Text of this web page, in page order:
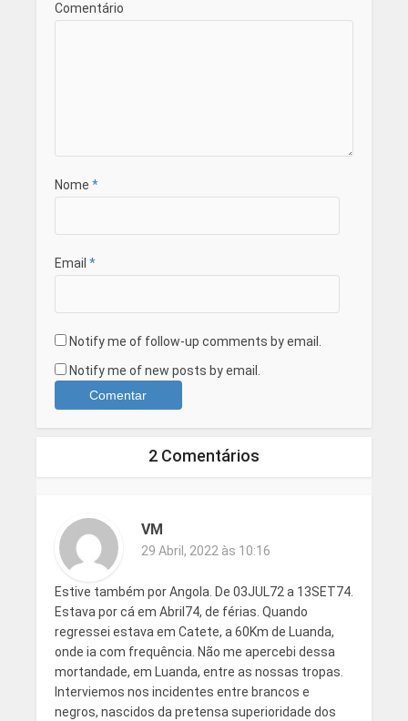
Comentário
Nome *
Email *
Notify me of follow-up comments by email.
Notify me of new posts by email.
2 Comentários
VM
29 Abril, 2022 às 10:16
Estive também por Angola. De 03JUL72 a 13SET74.
Estava por cá em Abril74, de férias. Quando
regressei estava em Catete, a 60Km de Luanda,
onde ia com frequência. Não me apercebi dessa
mortandade, em Luanda, entre as nossas tropas.
Interviemos nos incidentes entre brancos e
negros, nascidos da pretensa superioridade dos